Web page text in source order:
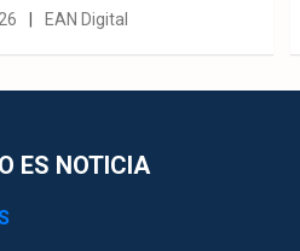
EAN Digital
ES NOTICIA